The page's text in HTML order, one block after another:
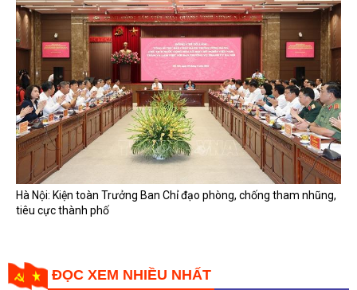
Hà Nội: Kiện toàn Trưởng Ban Chỉ đạo phòng, chống tham nhũng,
tiêu cực thành phố
ĐỌC XEM NHIỀU NHẤT